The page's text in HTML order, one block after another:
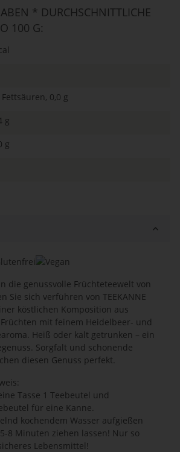
* DURCHSCHNITTLICHE
100 G:
0,0 g
g
g
die genussvolle Früchteteewelt von
Sie sich verführen von TEEKANNE
köstlichen Komposition aus
mit feinem Heidelbeer- und
Heiß oder kalt getrunken – ein
Sorgfalt und schonende
diesen Genuss perfekt.
Tasse 1 Teebeutel und
für eine Kanne.
kochendem Wasser aufgießen
8 Minuten ziehen lassen! Nur so
Lebensmittel!